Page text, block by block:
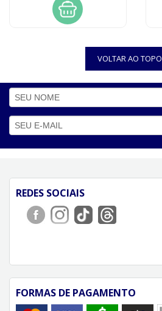
VOLTAR AO TOPO
REDES SOCIAIS
FORMAS DE PAGAMENTO